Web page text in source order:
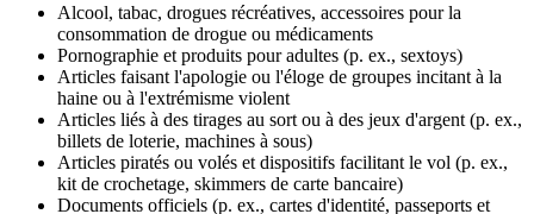
Alcool, tabac, drogues récréatives, accessoires pour la
consommation de drogue ou médicaments
Pornographie et produits pour adultes (p. ex., sextoys)
Articles faisant l'apologie ou l'éloge de groupes incitant à la
haine ou à l'extrémisme violent
Articles liés à des tirages au sort ou à des jeux d'argent (p. ex.,
billets de loterie, machines à sous)
Articles piratés ou volés et dispositifs facilitant le vol (p. ex.,
kit de crochetage, skimmers de carte bancaire)
Documents officiels (p. ex., cartes d'identité, passeports et